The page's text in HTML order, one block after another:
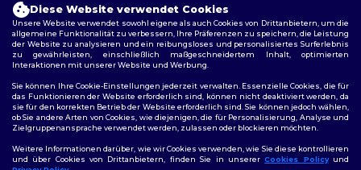
Folge uns
Diese Website verwendet Cookies
Unsere Website verwendet sowohl eigene als auch Cookies von Drittanbietern, um die
allgemeine Funktionalität zu verbessern, Ihre Präferenzen zu speichern, die Leistung
der Website zu analysieren und ein reibungsloses und personalisiertes Surferlebnis
zu gewährleisten, einschließlich maßgeschneidertem Inhalt, optimierten
Interaktionen mit unserer Website und Werbung.
Sie können Ihre Cookie-Einstellungen jederzeit verwalten. Essenzielle Cookies, die für
das Funktionieren der Website erforderlich sind, können nicht deaktiviert werden, da
sie für den korrekten Betrieb der Website erforderlich sind. Sie können jedoch wählen,
ob Sie andere Arten von Cookies, wie diejenigen, die für Personalisierung, Analyse und
Zielgruppenansprache verwendet werden, zulassen oder blockieren möchten.
Weitere Informationen darüber, wie wir Cookies verwenden, wie Sie diese kontrollieren
und über Cookies von Drittanbietern, finden Sie in unsererCookies Policyund